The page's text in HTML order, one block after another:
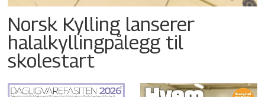
Norsk Kylling lanserer
halalkyllingpålegg til
skolestart